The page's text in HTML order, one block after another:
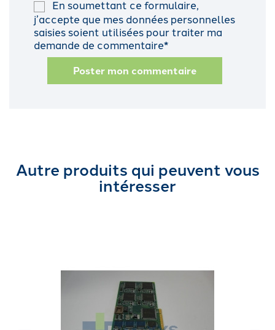
En soumettant ce formulaire,
j’accepte que mes données personnelles
saisies soient utilisées pour traiter ma
demande de commentaire*
Poster mon commentaire
Autre produits qui peuvent vous
intéresser